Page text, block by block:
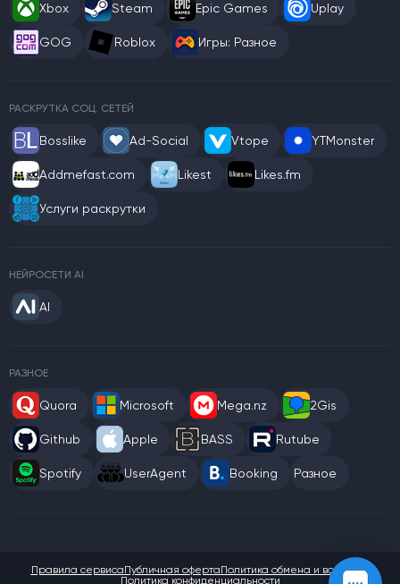
Xbox Steam Epic Games Uplay
GOG Roblox Игры: Разное
РАСКРУТКА СОЦ. СЕТЕЙ
Bosslike Ad-Social Vtope YTMonster
Addmefast.com Likest Likes.fm
Услуги раскрутки
НЕЙРОСЕТИ AI
AI
РАЗНОЕ
Quora Microsoft Mega.nz 2Gis
Github Apple BASS Rutube
Spotify UserAgent Booking Разное
Правила сервисаПубличная офертаПолитика обмена и возврата
Политика конфиденциальности